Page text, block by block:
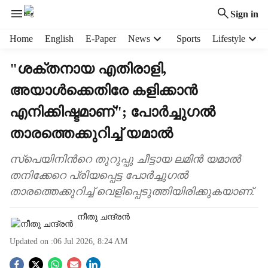
Sign in
Home English E-Paper News Sports Lifestyle
"ശക്തനായ എതിരാളി,
അയാൾക്കെതിരേ കളിക്കാൻ
എനിക്കിഷ്ടമാണ്"; പോർച്ചുഗൽ
താരത്തെക്കുറിച്ച് യമാൽ
സ്പെയിനിന്‍റെ തുറുപ്പു ചീട്ടായ ലമിൻ യമാൽ
തനിക്കേറെ പ്രിയപ്പെട്ട പോർച്ചുഗൽ
താരത്തെക്കുറിച്ച് വെളിപ്പെടുത്തിയിരിക്കുകയാണ്.
നീതു ചന്ദ്രൻ
Updated on :06 Jul 2026, 8:24 AM